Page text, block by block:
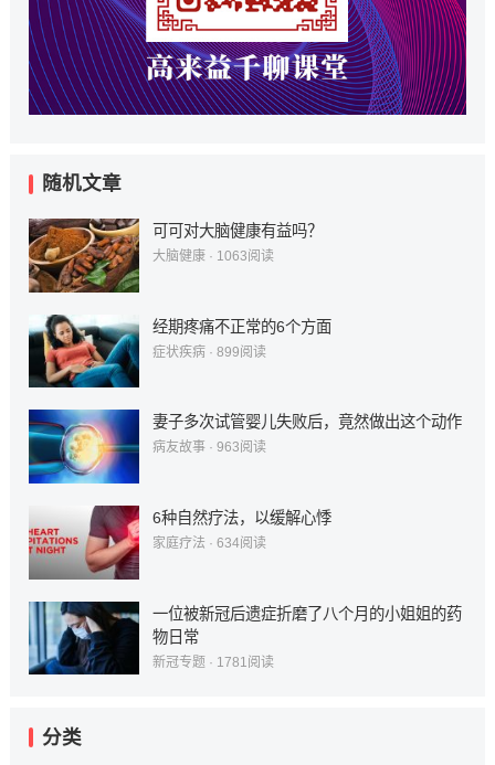
随机文章
可可对大脑健康有益吗？
大脑健康· 1063阅读
经期疼痛不正常的6个方面
症状疾病· 899阅读
妻子多次试管婴儿失败后，竟然做出这个动作
病友故事· 963阅读
6种自然疗法，以缓解心悸
家庭疗法 · 634阅读
一位被新冠后遗症折磨了八个月的小姐姐的药
物日常
新冠专题· 1781 阅读
分类